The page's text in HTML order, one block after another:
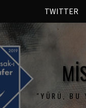
TWITTER
"YÜRÜ, BU